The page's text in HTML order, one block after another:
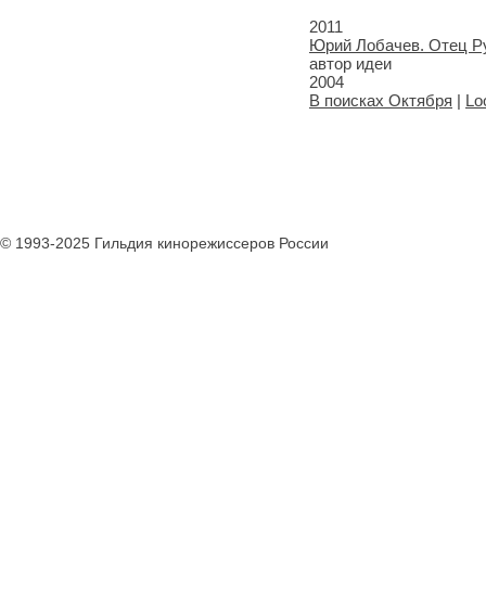
2011
Юрий Лобачев. Отец
автор идеи
2004
В поисках Октября |
© 1993-2025 Гильдия кинорежиссеров России